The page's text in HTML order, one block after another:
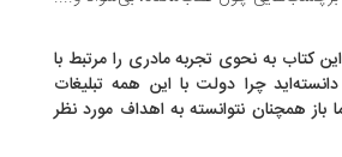
به نحوی تجربه مادری را مرتبط با
چرا دولت با این همه تبلیغات
نتوانسته به اهداف مورد نظر